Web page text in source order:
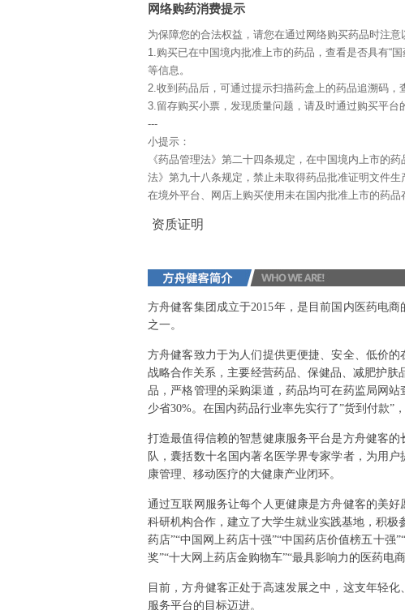
网络购药消费提示
为保障您的合法权益，请您在通过网络购买药品时注意
1.购买已在中国境内批准上市的药品，查看是否具有“
等信息。
2.收到药品后，可通过提示扫描药盒上的药品追溯码，
3.留存购买小票，发现质量问题，请及时通过购买平台
---
小提示：
《药品管理法》第二十四条规定，在中国境内上市的
法》第九十八条规定，禁止未取得药品批准证明文件生
在境外平台、网店上购买使用未在国内批准上市的药品
资质证明
方舟健客集团成立于2015年，是目前国内医药电
之一。
方舟健客致力于为人们提供更便捷、安全、低价
战略合作关系，主要经营药品、保健品、减肥护
品，严格管理的采购渠道，药品均可在药监局网
少省30%。在国内药品行业率先实行了”货到付款”
打造最值得信赖的智慧健康服务平台是方舟健客
队，囊括数十名国内著名医学界专家学者，为用
康管理、移动医疗的大健康产业闭环。
通过互联网服务让每个人更健康是方舟健客的美
科研机构合作，建立了大学生就业实践基地，积
药店”“中国网上药店十强”“中国药店价值榜五十强
奖”“十大网上药店金购物车”“最具影响力的医药电
目前，方舟健客正处于高速发展之中，这支年轻
服务平台的目标迈进。